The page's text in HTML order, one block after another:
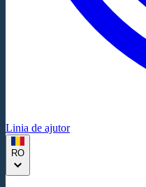
Linia de ajutor
RO